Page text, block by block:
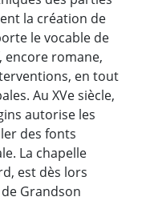
la création de
le vocable de
encore romane,
en tout
Au XVe siècle,
autorise les
des fonts
La chapelle
est dès lors
Grandson